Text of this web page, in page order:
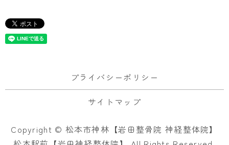
プライバシーポリシー
サイトマップ
Copyright © 松本市神林【岩田整骨院 神経整体院】